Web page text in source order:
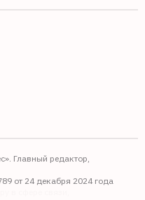
Главный редактор,
от 24 декабря 2024 года
в сфере связи,